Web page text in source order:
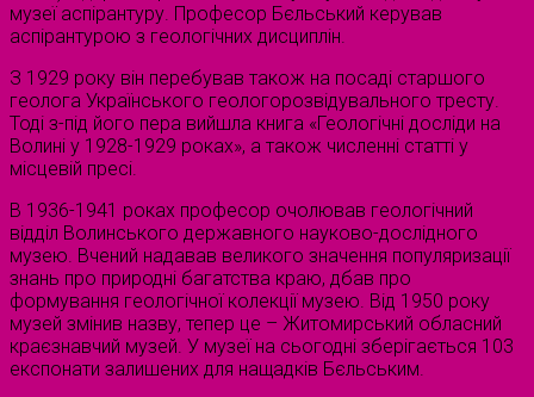
музеї аспірантуру. Професор Бєльський керував
аспірантурою з геологічних дисциплін.
З 1929 року він перебував також на посаді старшого
геолога Українського геологорозвідувального тресту.
Тоді з-під його пера вийшла книга «Геологічні досліди на
Волині у 1928-1929 роках», а також численні статті у
місцевій пресі.
В 1936-1941 роках професор очолював геологічний
відділ Волинського державного науково-дослідного
музею. Вчений надавав великого значення популяризації
знань про природні багатства краю, дбав про
формування геологічної колекції музею. Від 1950 року
музей змінив назву, тепер це – Житомирський обласний
краєзнавчий музей. У музеї на сьогодні зберігається 103
експонати залишених для нащадків Бєльським.